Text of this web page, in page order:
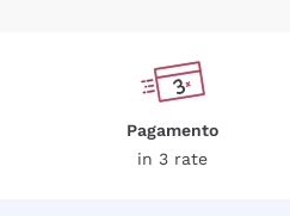
Pagamento
in 3 rate